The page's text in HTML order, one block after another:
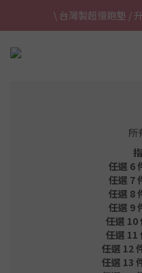
\ 台灣製超慢跑墊 /
\ 台灣製超慢跑墊 /
✈ 港澳免運｜滿
所
任選 6
任選 7
任選 8
任選 9
任選 10
任選 11
任選 12
任選 13